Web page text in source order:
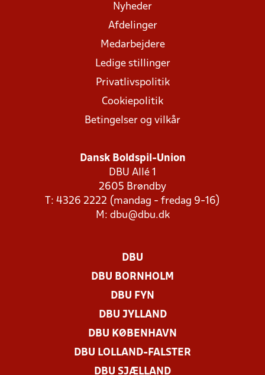
Nyheder
Afdelinger
Medarbejdere
Ledige stillinger
Privatlivspolitik
Cookiepolitik
Betingelser og vilkår
Dansk Boldspil-Union
DBU Allé 1
2605 Brøndby
T: 4326 2222 (mandag - fredag 9-16)
M: dbu@dbu.dk
DBU
DBU BORNHOLM
DBU FYN
DBU JYLLAND
DBU KØBENHAVN
DBU LOLLAND-FALSTER
DBU SJÆLLAND